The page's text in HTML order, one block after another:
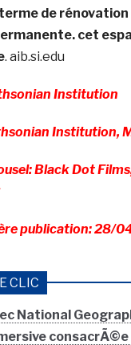
de
cet
. aib.si.edu
Institution
Institution,
Black Dot
publication: 28/
CLIC
National
consacrÃ©e